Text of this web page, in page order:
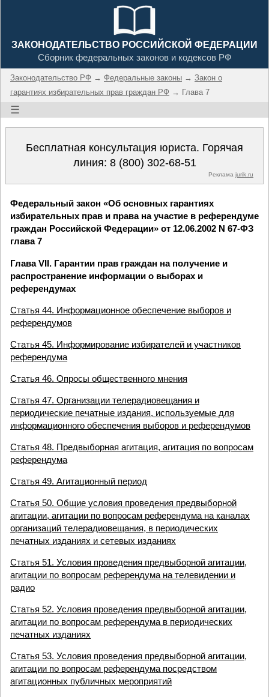
ЗАКОНОДАТЕЛЬСТВО РОССИЙСКОЙ ФЕДЕРАЦИИ
Сборник федеральных законов и кодексов РФ
Законодательство РФ → Федеральные законы → Закон о
гарантиях избирательных прав граждан РФ → Глава 7
☰
Бесплатная консультация юриста. Горячая
линия: 8 (800) 302-68-51
Реклама jurik.ru
Федеральный закон «Об основных гарантиях
избирательных прав и права на участие в референдуме
граждан Российской Федерации» от 12.06.2002 N 67-ФЗ
глава 7
Глава VII. Гарантии прав граждан на получение и
распространение информации о выборах и
референдумах
Статья 44. Информационное обеспечение выборов и
референдумов
Статья 45. Информирование избирателей и участников
референдума
Статья 46. Опросы общественного мнения
Статья 47. Организации телерадиовещания и
периодические печатные издания, используемые для
информационного обеспечения выборов и референдумов
Статья 48. Предвыборная агитация, агитация по вопросам
референдума
Статья 49. Агитационный период
Статья 50. Общие условия проведения предвыборной
агитации, агитации по вопросам референдума на каналах
организаций телерадиовещания, в периодических
печатных изданиях и сетевых изданиях
Статья 51. Условия проведения предвыборной агитации,
агитации по вопросам референдума на телевидении и
радио
Статья 52. Условия проведения предвыборной агитации,
агитации по вопросам референдума в периодических
печатных изданиях
Статья 53. Условия проведения предвыборной агитации,
агитации по вопросам референдума посредством
агитационных публичных мероприятий